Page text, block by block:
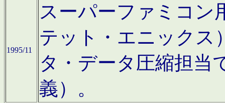
1995/11
スーパーファミコン
テット・エニックス
タ・データ圧縮担当
義）。